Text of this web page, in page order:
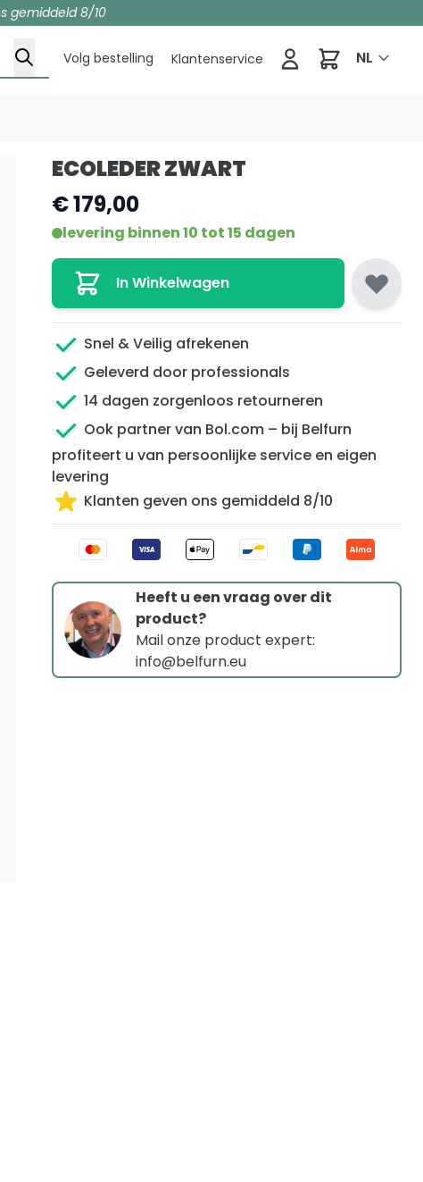
gemiddeld 8/10
Volg bestelling Klantenservice NL
ECOLEDER ZWART
€ 179,00
levering binnen 10 tot 15 dagen
In Winkelwagen
Snel & Veilig afrekenen
Geleverd door professionals
14 dagen zorgenloos retourneren
Ook partner van Bol.com – bij Belfurn
profiteert u van persoonlijke service en eigen
levering
Klanten geven ons gemiddeld 8/10
Heeft u een vraag over dit
product?
Mail onze product expert:
info@belfurn.eu